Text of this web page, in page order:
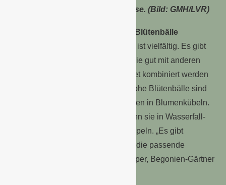
pralle Sonne als auch Regengüsse. (Bild: GMH/LVR)
Hängende Kaskaden und große Blütenbälle
Das Erscheinungsbild der Begonie ist vielfältig. Es gibt
kleinbleibende, kompakte Sorten, die gut mit anderen
Pflanzen im Balkonkasten oder Beet kombiniert werden
können. Als bis zu 80 Zentimeter hohe Blütenbälle sind
Begonien auch ideale Solitärpflanzen in Blumenkübeln.
Und als hängende Variante wachsen sie in Wasserfall-
oder Girlande-Form aus Blumenampeln. „Es gibt
eigentlich für jede Verwendungsart die passende
Begonie“, schwärmt Markus Overlöper, Begonien-Gärtner